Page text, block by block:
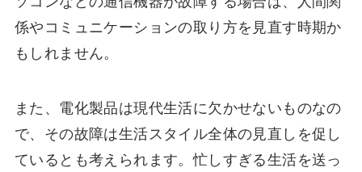
係やコミュニケーションの取り方を見直す時期か
もしれません。
また、電化製品は現代生活に欠かせないものなの
で、その故障は生活スタイル全体の見直しを促し
ているとも考えられます。忙しすぎる生活を送っ